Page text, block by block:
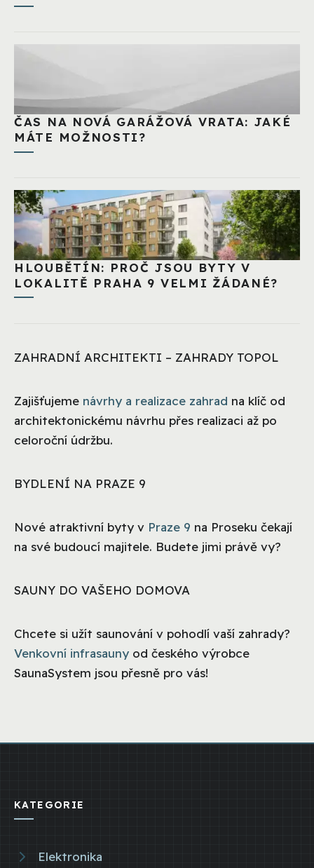
ČAS NA NOVÁ GARÁŽOVÁ VRATA: JAKÉ
MÁTE MOŽNOSTI?
HLOUBĚTÍN: PROČ JSOU BYTY V
LOKALITĚ PRAHA 9 VELMI ŽÁDANÉ?
ZAHRADNÍ ARCHITEKTI – ZAHRADY TOPOL
Zajišťujeme návrhy a realizace zahrad na klíč od
architektonickému návrhu přes realizaci až po
celoroční údržbu.
BYDLENÍ NA PRAZE 9
Nové atraktivní byty v Praze 9 na Proseku čekají
na své budoucí majitele. Budete jimi právě vy?
SAUNY DO VAŠEHO DOMOVA
Chcete si užít saunování v pohodlí vaší zahrady?
Venkovní infrasauny od českého výrobce
SaunaSystem jsou přesně pro vás!
KATEGORIE
Elektronika